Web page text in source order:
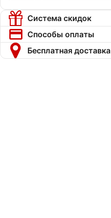
Система скидок
Способы оплаты
Бесплатная доставка